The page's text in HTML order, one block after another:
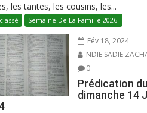
les tantes, les cousins, les...
Semaine De La Famille 2026.
Fév 18, 2024
NDIE SADIE
0
Prédication du
dimanche 14